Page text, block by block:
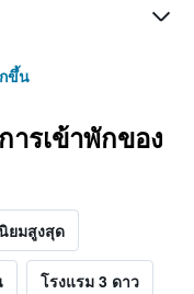
ขึ้น
รเข้าพักของ
ยมสูงสุด
โรงแรม 3 ดาว